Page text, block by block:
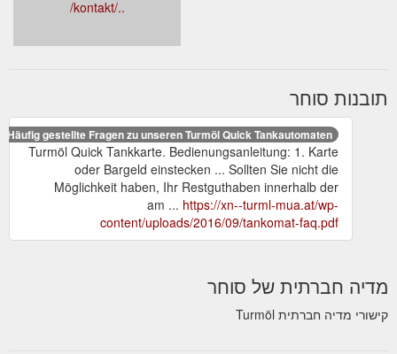
../kontakt/
תובנות סוחר
Häufig gestellte Fragen zu unseren Turmöl Quick Tankautomaten:
Turmöl Quick Tankkarte. Bedienungsanleitung: 1. Karte
oder Bargeld einstecken ... Sollten Sie nicht die
Möglichkeit haben, Ihr Restguthaben innerhalb der
am ...https://xn--turml-mua.at/wp-
content/uploads/2016/09/tankomat-faq.pdf
מדיה חברתית של סוחר
קישורי מדיה חברתית Turmöl